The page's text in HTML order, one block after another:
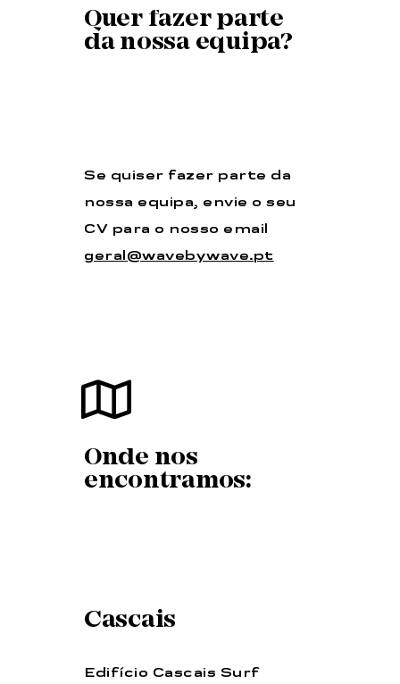
Quer fazer parte
da nossa equipa?
Se quiser fazer parte da
nossa equipa, envie o seu
CV para o nosso email
geral@wavebywave.pt
Onde nos
encontramos:
Cascais
Edifício Cascais Surf